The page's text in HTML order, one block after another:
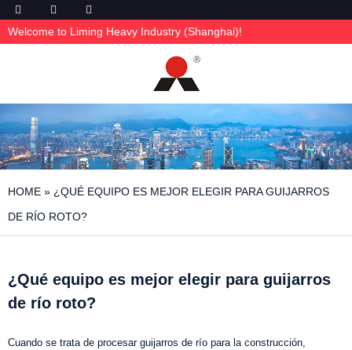
Welcome to Liming Heavy Industry (Shanghai)!
HOME » ¿QUÉ EQUIPO ES MEJOR ELEGIR PARA GUIJARROS
DE RÍO ROTO?
¿Qué equipo es mejor elegir para guijarros
de río roto?
Cuando se trata de procesar guijarros de río para la construcción,